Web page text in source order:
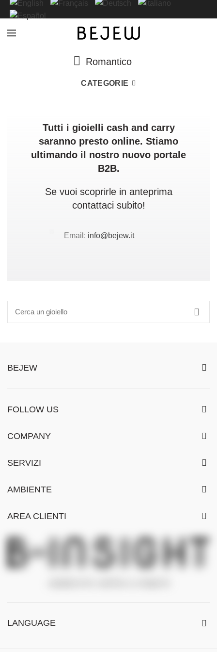
Romantico
CATEGORIE
Tutti i gioielli cash and carry
saranno presto online. Stiamo
ultimando il nostro nuovo portale
B2B.
Se vuoi scoprirle in anteprima
contattaci subito!
Email: info@bejew.it
BEJEW
FOLLOW US
COMPANY
SERVIZI
AMBIENTE
AREA CLIENTI
LANGUAGE